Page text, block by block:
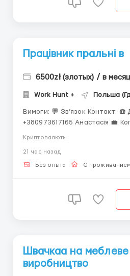
Працівник пральні в
6500zł (злотых) / в
Work Hunt + Польша
Вимоги: 💬 Зв’язок Контакт: ☎️ Деталі за номером
+380973617165 Анастасія 💼
— Зміни по 12 годин (день/ніч
Криптовалюты
21 час назад
Без опыта С проживанием
Швачкаа на меблеве
виробництво